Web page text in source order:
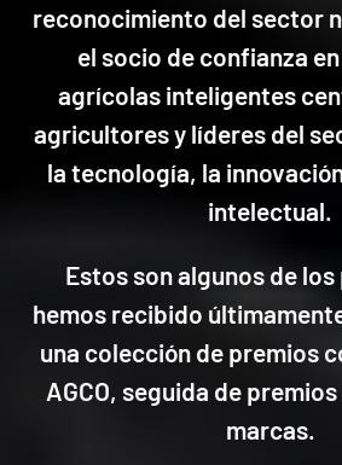
reconocimiento del sector
el socio de confianza
agrícolas inteligentes
agricultores y líderes del
la tecnología, la
intelectual.
Estos son algunos de
hemos recibido
una colección de premios
AGCO, seguida de
marcas.